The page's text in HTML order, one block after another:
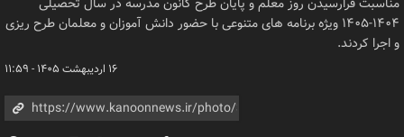
۱۴۰۴-۱۴۰۵ ویژه برنامه های متنوعی با حضور دانش آموزان و معلمان طرح ریزی
و اجرا کردند.
۱۶ اردیبهشت ۱۴۰۵ - ۱۱:۵۹